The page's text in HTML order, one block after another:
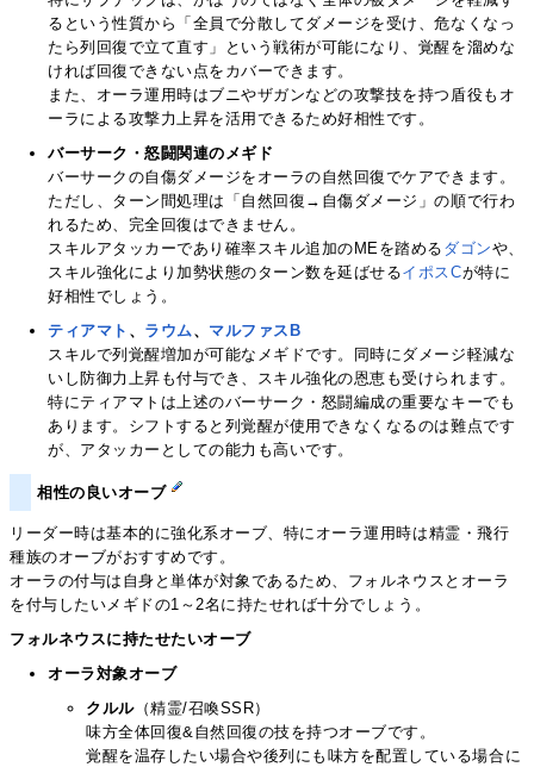
るという性質から「全員で分散してダメージを受け、危なくなっ
たら列回復で立て直す」という戦術が可能になり、覚醒を溜めな
ければ回復できない点をカバーできます。
また、オーラ運用時はブニやザガンなどの攻撃技を持つ盾役もオ
ーラによる攻撃力上昇を活用できるため好相性です。
バーサーク・怒闘関連のメギド
バーサークの自傷ダメージをオーラの自然回復でケアできます。
ただし、ターン間処理は「自然回復→自傷ダメージ」の順で行わ
れるため、完全回復はできません。
スキルアタッカーであり確率スキル追加のMEを踏める ダゴンや、
スキル強化により加勢状態のターン数を延ばせるイポスCが特に
好相性でしょう。
ティアマト 、 ラウム、 マルファスB
スキルで列覚醒増加が可能なメギドです。同時にダメージ軽減な
いし防御力上昇も付与でき、スキル強化の恩恵も受けられます。
特にティアマトは上述のバーサーク・怒闘編成の重要なキーでも
あります。シフトすると列覚醒が使用できなくなるのは難点です
が、アタッカーとしての能力も高いです。
相性の良いオーブ
リーダー時は基本的に強化系オーブ、特にオーラ運用時は精霊・飛行
種族のオーブがおすすめです。
オーラの付与は自身と単体が対象であるため、フォルネウスとオーラ
を付与したいメギドの1～2名に持たせれば十分でしょう。
フォルネウスに持たせたいオーブ
オーラ対象オーブ
クルル（精霊/召喚SSR）
味方全体回復&自然回復の技を持つオーブです。
覚醒を温存したい場合や後列にも味方を配置している場合に